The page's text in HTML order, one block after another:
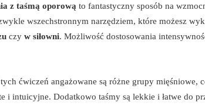
z taśmą oporową to fantastyczny sposób na
wszechstronnym narzędziem, które możesz
czy w siłowni. Możliwość dostosowania
tych ćwiczeń angażowane są różne grupy
i intuicyjne. Dodatkowo taśmy są lekkie i łatwe do